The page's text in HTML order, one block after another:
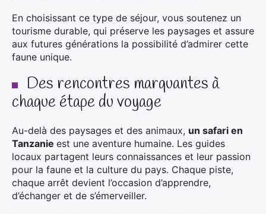
En choisissant ce type de séjour, vous soutenez un
tourisme durable, qui préserve les paysages et assure
aux futures générations la possibilité d’admirer cette
faune unique.
Des rencontres marquantes à
chaque étape du voyage
Au-delà des paysages et des animaux, un safari en
Tanzanie est une aventure humaine. Les guides
locaux partagent leurs connaissances et leur passion
pour la faune et la culture du pays. Chaque piste,
chaque arrêt devient l’occasion d’apprendre,
d’échanger et de s’émerveiller.